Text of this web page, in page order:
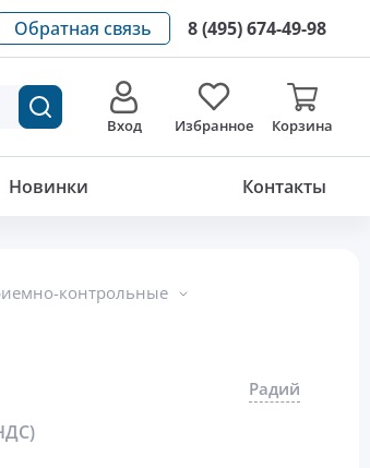
Обратная связь 8 (495) 674-49-98
Вход Избранное Корзина
Новинки Контакты
контрольные
Радий
1 232.96р./шт.